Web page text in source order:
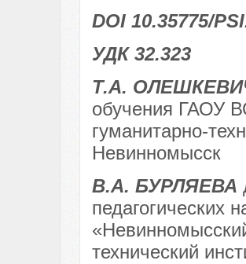
DOI 10.35775/
УДК 32.323
Т.А.
обучения ГАОУ
гуманитарно-
Невинномысск
В.А. БУРЛЯЕВА
педагогических
технический